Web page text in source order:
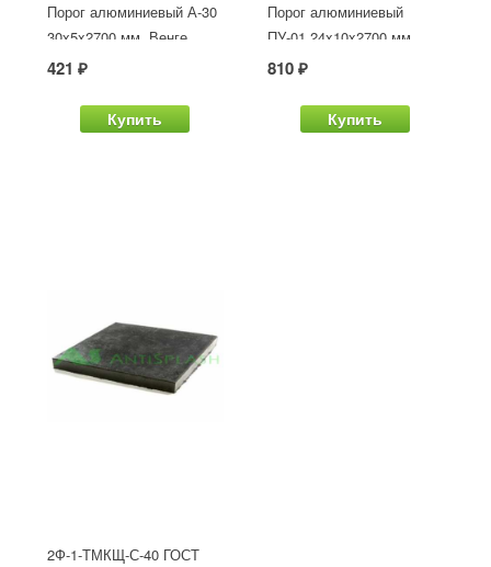
Порог алюминиевый А-30
30х5x2700 мм, Венге
421 ₽
Купить
Порог алюминиевый
ПУ-01 24x10x2700 мм,
окрашенный в черный
810 ₽
Купить
2Ф-1-ТМКЩ-С-40 ГОСТ